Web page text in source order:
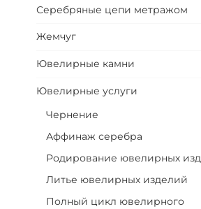
Серебряные цепи метражом
Жемчуг
Ювелирные камни
Ювелирные услуги
Чернение
Аффинаж серебра
Родирование ювелирных
Литье ювелирных изделий
Полный цикл ювелирного